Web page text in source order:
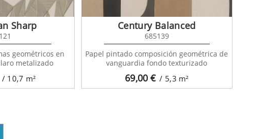
/ 10,7 m²
Sharp
geométricos en
metalizado
69,00€ / 5,3 m²
Century Balanced
685139
Papel pintado composición geométrica de
vanguardia fondo texturizado